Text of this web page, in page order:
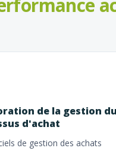
de la gestion du
d'achat
de gestion des achats